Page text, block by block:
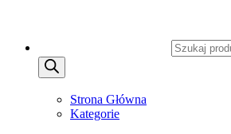
Strona Główna
Kategorie